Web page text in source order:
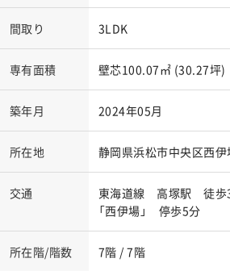
間取り 3LDK
専有面積 壁芯100.07㎡ (30.27坪)
築年月 2024年05月
所在地 静岡県浜松市中央区西伊
交通
東海道線 高塚駅 徒歩
「西伊場」 停歩5分
所在階/階数 7階 / 7階